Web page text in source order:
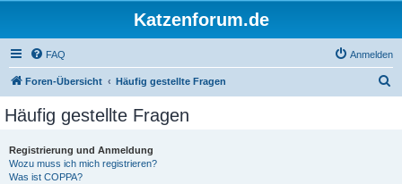
Katzenforum.de
FAQ Anmelden
Foren-Übersicht Häufig gestellte Fragen
Häufig gestellte Fragen
Registrierung und Anmeldung
Wozu muss ich mich registrieren?
Was ist COPPA?